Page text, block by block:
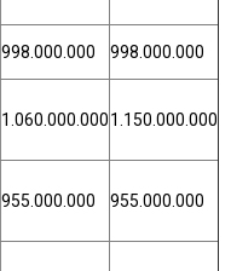
998.000.000 998.000.000
1.060.000.0001.150.000.000
955.000.000 955.000.000